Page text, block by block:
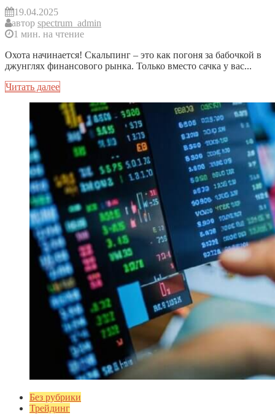
19.04.2025
автор spectrum_admin
1 мин. на чтение
Охота начинается! Скальпинг – это как погоня за бабочкой в
джунглях финансового рынка. Только вместо сачка у вас...
Читать далее
Без рубрики
Трейдинг